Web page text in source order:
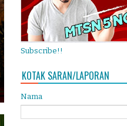
Subscribe!!
KOTAK SARAN/LAPORAN
Nama